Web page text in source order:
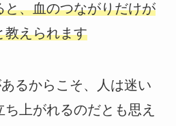
と、血のつながりだけが
教えられます
るからこそ、人は迷い
上がれるのだとも思え